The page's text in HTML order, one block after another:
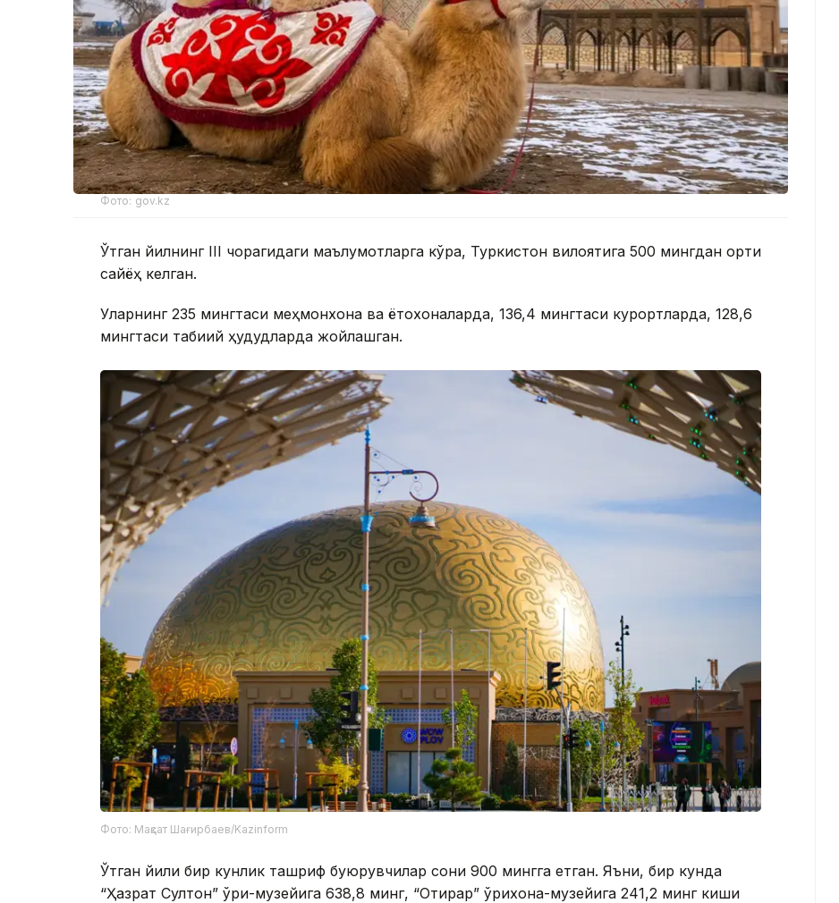
Фото: gov.kz
Ўтган йилнинг IІІ чорагидаги маълумотларга кўра, Туркистон вилоятига 500 мингдан ортиқ
сайёҳ келган.
Уларнинг 235 мингтаси меҳмонхона ва ётоқхоналарда, 136,4 мингтаси курортларда, 128,6
мингтаси табиий ҳудудларда жойлашган.
Фото: Мақсат Шағирбаев/Kazinform
Ўтган йили бир кунлик ташриф буюрувчилар сони 900 мингга етган. Яъни, бир кунда
“Ҳазрат Султон” қўриқ-музейига 638,8 минг, “Отирар” қўриқхона-музейига 241,2 минг киши